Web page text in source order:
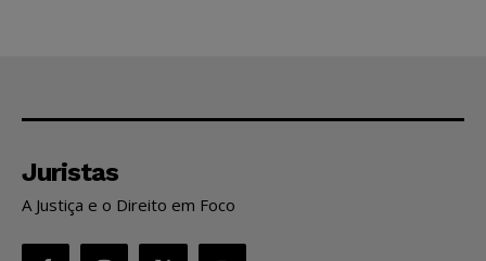
Juristas
A Justiça e o Direito em Foco